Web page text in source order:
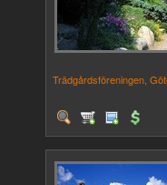
Trädgårdsföreningen,